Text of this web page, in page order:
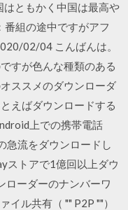
はともかく中国は最高や
番組の途中ですがアフ
02/04 こんばんは。
すが色んな種類のある
ススメのダウンローダ
えばダウンロードする
上での携帯電話
急流をダウンロードし
ストアで1億回以上ダウ
ローダーのナンバーワ
イル共有（ "" P2P ""）